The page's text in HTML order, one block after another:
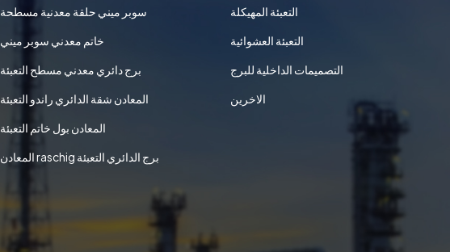
سوبر ميني حلقة معدنية مسطحة
خاتم معدني سوبر ميني
برج دائري معدني مسطح التعبئة
المعادن شقة الدائري راندو التعبئة
المعادن بول خاتم التعبئة
المعادن raschig برج الدائري التعبئة
التعبئة المهيكلة
التعبئة العشوائية
التصميمات الداخلية للبرج
الاخرين